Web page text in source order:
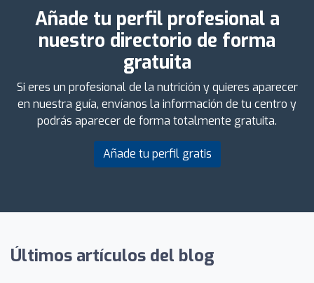
Añade tu perfil profesional a
nuestro directorio de forma
gratuita
Si eres un profesional de la nutrición y quieres aparecer
en nuestra guía, envíanos la información de tu centro y
podrás aparecer de forma totalmente gratuita.
Añade tu perfil gratis
Últimos artículos del blog